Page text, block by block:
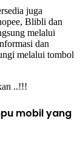
juga
Blibli dan
melalui
dan
melalui tombol
..!!!
mobil yang